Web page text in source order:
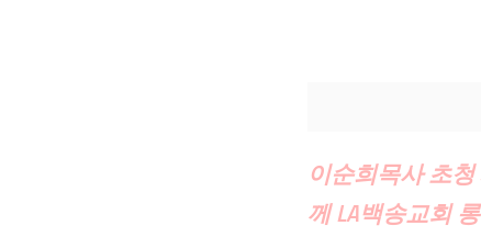
이순희목사초청
께 LA백송교회